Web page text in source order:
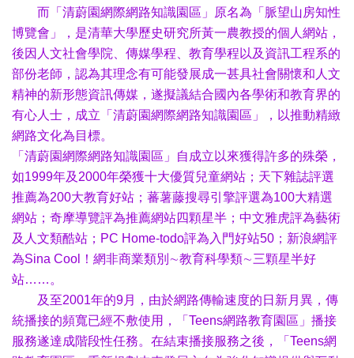
而「清蔚園網際網路知識園區」原名為「脈望山房知性
博覽會」，是清華大學歷史研究所黃一農教授的個人網站，
後因人文社會學院、傳媒學程、教育學程以及資訊工程系的
部份老師，認為其理念有可能發展成一甚具社會關懷和人文
精神的新形態資訊傳媒，遂擬議結合國內各學術和教育界的
有心人士，成立「清蔚園網際網路知識園區」，以推動精緻
網路文化為目標。
「清蔚園網際網路知識園區」自成立以來獲得許多的殊榮，
如1999年及2000年榮獲十大優質兒童網站；天下雜誌評選
推薦為200大教育好站；蕃薯藤搜尋引擎評選為100大精選
網站；奇摩導覽評為推薦網站四顆星半；中文雅虎評為藝術
及人文類酷站；PC Home-todo評為入門好站50；新浪網評
為Sina Cool！網非商業類別∼教育科學類∼三顆星半好
站……。
及至2001年的9月，由於網路傳輸速度的日新月異，傳
統播接的頻寬已經不敷使用，「Teens網路教育園區」播接
服務遂達成階段性任務。在結束播接服務之後，「Teens網